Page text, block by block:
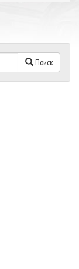
Поиск